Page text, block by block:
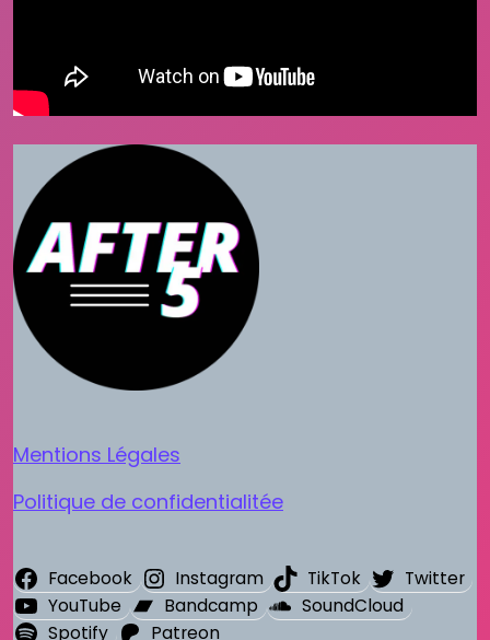
Mentions Légales
Politique de confidentialitée
Facebook Instagram TikTok
Twitter
YouTube
Bandcamp
SoundCloud
Spotify
Patreon